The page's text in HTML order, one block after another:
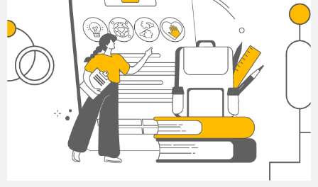
Інструкція по сортуванню сміття
Існує 2 головних принципи сортування:
1. Ємності для сміття повинні бути сухими
і чистими.
2. Всю тару слід дуже щільно стискати.
Усю вторсировину прийнято поділяти на
види :
Макулатура. Сюди відносять книжки,
часописи з газетами, паперове пакування тощо.
Для того, аби зекономити простір, картонні та
паперові вироби потрібно зробити